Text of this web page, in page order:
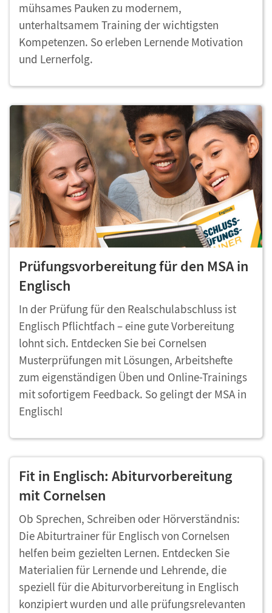
mühsames Pauken zu modernem,
unterhaltsamem Training der wichtigsten
Kompetenzen. So erleben Lernende Motivation
und Lernerfolg.
Prüfungsvorbereitung für den MSA in
Englisch
In der Prüfung für den Realschulabschluss ist
Englisch Pflichtfach – eine gute Vorbereitung
lohnt sich. Entdecken Sie bei Cornelsen
Musterprüfungen mit Lösungen, Arbeitshefte
zum eigenständigen Üben und Online-Trainings
mit sofortigem Feedback. So gelingt der MSA in
Englisch!
Fit in Englisch: Abiturvorbereitung
mit Cornelsen
Ob Sprechen, Schreiben oder Hörverständnis:
Die Abiturtrainer für Englisch von Cornelsen
helfen beim gezielten Lernen. Entdecken Sie
Materialien für Lernende und Lehrende, die
speziell für die Abiturvorbereitung in Englisch
konzipiert wurden und alle prüfungsrelevanten